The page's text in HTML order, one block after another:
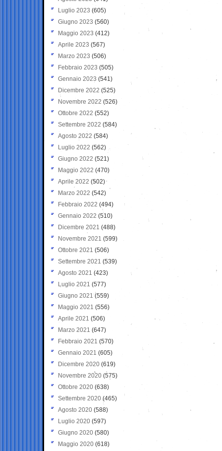
Luglio 2023 (605)
Giugno 2023 (560)
Maggio 2023 (412)
Aprile 2023 (567)
Marzo 2023 (506)
Febbraio 2023 (505)
Gennaio 2023 (541)
Dicembre 2022 (525)
Novembre 2022 (526)
Ottobre 2022 (552)
Settembre 2022 (584)
Agosto 2022 (584)
Luglio 2022 (562)
Giugno 2022 (521)
Maggio 2022 (470)
Aprile 2022 (502)
Marzo 2022 (542)
Febbraio 2022 (494)
Gennaio 2022 (510)
Dicembre 2021 (488)
Novembre 2021 (599)
Ottobre 2021 (506)
Settembre 2021 (539)
Agosto 2021 (423)
Luglio 2021 (577)
Giugno 2021(559)
Maggio 2021 (556)
Aprile 2021 (506)
Marzo 2021 (647)
Febbraio 2021 (570)
Gennaio 2021 (605)
Dicembre 2020 (619)
Novembre 2020 (575)
Ottobre 2020 (638)
Settembre 2020(465)
Agosto 2020 (588)
Luglio 2020 (597)
Giugno 2020 (580)
Maggio 2020 (618)